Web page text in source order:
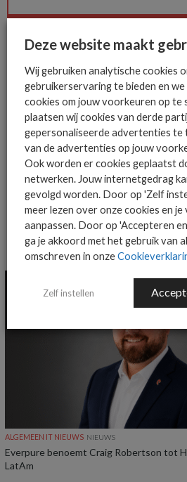
Het allerlaatste ICT
mailbox
MEER ALGEMEEN IT NIEUWS NIEUWS
ALGEMEEN IT NIEUWS NIEUWS
Everpure benoemt Craig Robertson tot
LatAm
Deze website maakt
Wij gebruiken analytische cookies
gebruikerservaring te bieden en
cookies om jouw voorkeuren op te
plaatsen wij cookies van derde
gepersonaliseerde advertenties te
van de advertenties op jouw
Ook worden er cookies geplaatst
netwerken. Jouw internetgedrag
gevolgd worden. Door op 'Zelf
meer lezen over onze cookies en
aanpassen. Door op 'Accepteren
ga je akkoord met het gebruik van
omschreven in onze
Zelf instellen